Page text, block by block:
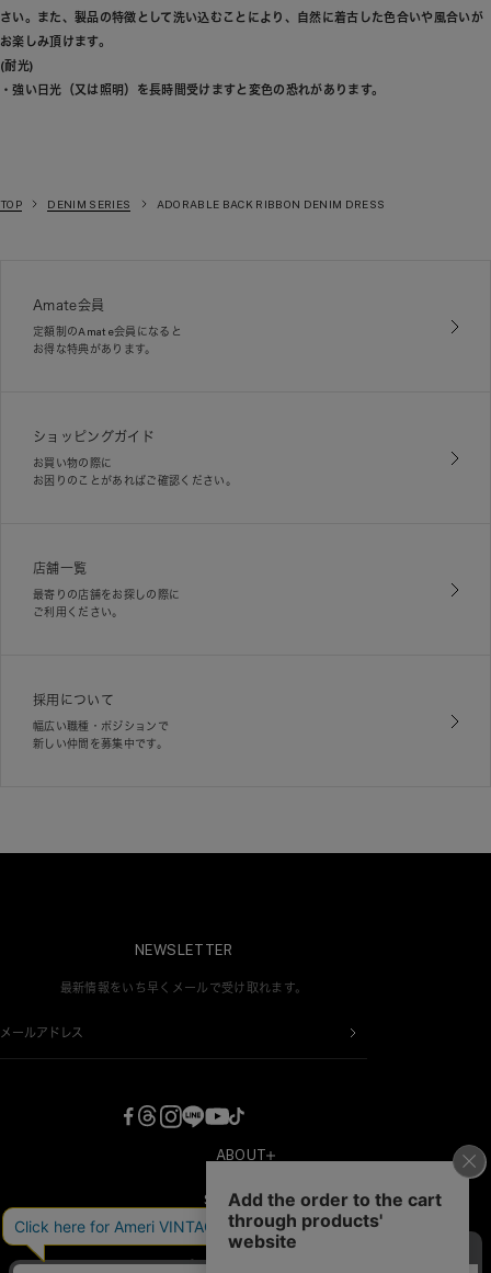
さい。また、製品の特徴として洗い込むことにより、自然に着古した色合いや風合いが
お楽しみ頂けます。
(耐光)
・強い日光（又は照明）を長時間受けますと変色の恐れがあります。
TOP DENIM SERIES ADORABLE BACK RIBBON DENIM DRESS
Amate会員
定額制のAmate会員になると
お得な特典があります。
ショッピングガイド
お買い物の際に
お困りのことがあればご確認ください。
店舗一覧
最寄りの店舗をお探しの際に
ご利用ください。
採用について
幅広い職種・ポジションで
新しい仲間を募集中です。
NEWSLETTER
最新情報をいち早くメールで受け取れます。
メールアドレス
ABOUT
COMPANY
RECRUIT
SHOPPING
新規会員登録
プライバシーポリシー